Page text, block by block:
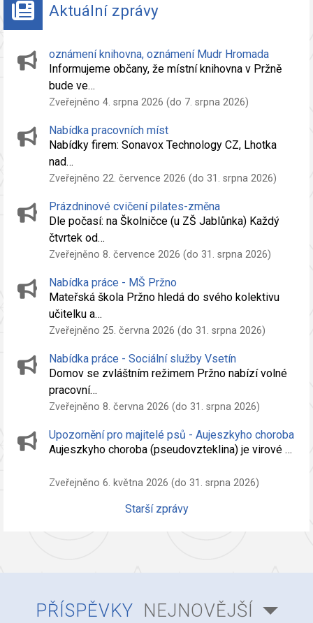
Aktuální zprávy
oznámení knihovna, oznámení Mudr Hromada
Informujeme občany, že místní knihovna v Pržně
bude ve…
Zveřejněno 4. srpna 2026 (do 7. srpna 2026)
Nabídka pracovních míst
Nabídky firem: Sonavox Technology CZ, Lhotka
nad…
Zveřejněno 22. července 2026 (do 31. srpna 2026)
Prázdninové cvičení pilates-změna
Dle počasí: na Školničce (u ZŠ Jablůnka) Každý
čtvrtek od…
Zveřejněno 8. července 2026 (do 31. srpna 2026)
Nabídka práce - MŠ Pržno
Mateřská škola Pržno hledá do svého kolektivu
učitelku a…
Zveřejněno 25. června 2026 (do 31. srpna 2026)
Nabídka práce - Sociální služby Vsetín
Domov se zvláštním režimem Pržno nabízí volné
pracovní…
Zveřejněno 8. června 2026 (do 31. srpna 2026)
Upozornění pro majitelé psů - Aujeszkyho choroba
Aujeszkyho choroba (pseudovzteklina) je virové …
Zveřejněno 6. května 2026 (do 31. srpna 2026)
Starší zprávy
PŘÍSPĚVKY NEJNOVĚJŠÍ